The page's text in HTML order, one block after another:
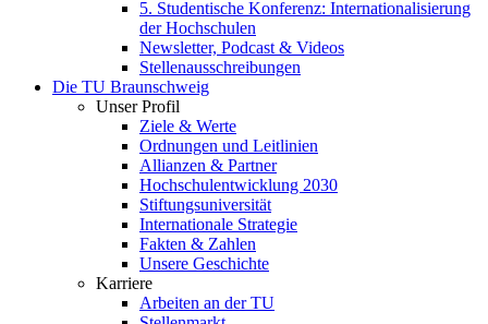
5. Studentische Konferenz: Internationalisierung
der Hochschulen
Newsletter, Podcast & Videos
Stellenausschreibungen
Die TU Braunschweig
Unser Profil
Ziele & Werte
Ordnungen und Leitlinien
Allianzen & Partner
Hochschulentwicklung 2030
Stiftungsuniversität
Internationale Strategie
Fakten & Zahlen
Unsere Geschichte
Karriere
Arbeiten an der TU